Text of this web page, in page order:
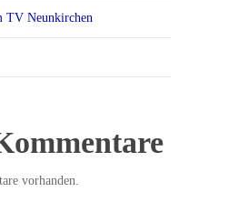
TV Neunkirchen
vorhanden.